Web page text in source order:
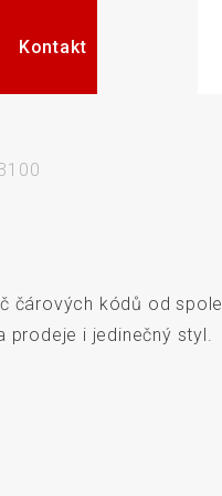
Kontakt
strojového vidění
čárových kódů od
prodeje i jedinečný styl.